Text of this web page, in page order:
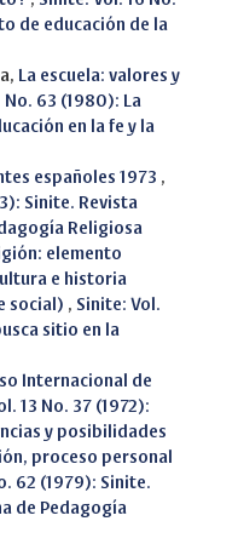
de educación de la
La escuela: valores y
No. 63 (1980): La
en la fe y la
españoles 1973 ,
Sinite. Revista
Religiosa
elemento
e historia
social) , Sinite: Vol.
sitio en la
Internacional de
13 No. 37 (1972):
y posibilidades
proceso personal
62 (1979): Sinite.
de Pedagogía